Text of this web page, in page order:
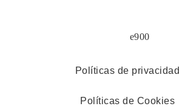
Políticas de privacidad
Políticas de Cookies